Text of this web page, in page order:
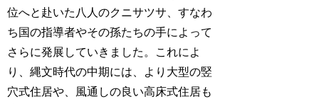
位へと赴いた八人のクニサツサ、すなわ
ち国の指導者やその孫たちの手によって
さらに発展していきました。これによ
り、縄文時代の中期には、より大型の竪
穴式住居や、風通しの良い高床式住居も